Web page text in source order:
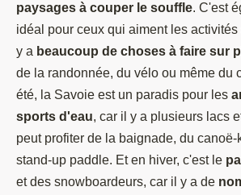
paysages à couper le souffle. C'est
idéal pour ceux qui aiment les activités
y a beaucoup de choses à faire sur
de la randonnée, du vélo ou même du
été, la Savoie est un paradis pour les
sports d'eau, car il y a plusieurs lacs
peut profiter de la baignade, du
stand-up paddle. Et en hiver, c'est le
et des snowboardeurs, car il y a de